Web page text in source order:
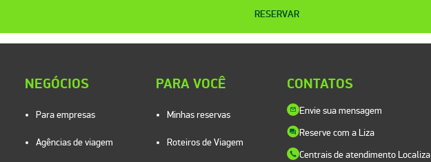
RESERVAR
NEGÓCIOS
Para empresas
Agências de viagem
PARA VOCÊ
Minhas reservas
Roteiros de Viagem
CONTATOS
Envie sua mensagem
Reserve com a Liza
Centrais de atendimento Localiza